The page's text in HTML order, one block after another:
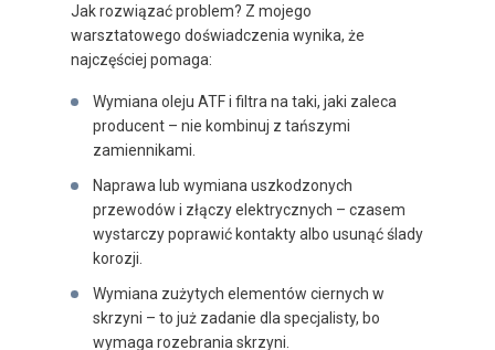
Jak rozwiązać problem? Z mojego
warsztatowego doświadczenia wynika, że
najczęściej pomaga:
Wymiana oleju ATF i filtra na taki, jaki zaleca
producent – nie kombinuj z tańszymi
zamiennikami.
Naprawa lub wymiana uszkodzonych
przewodów i złączy elektrycznych – czasem
wystarczy poprawić kontakty albo usunąć ślady
korozji.
Wymiana zużytych elementów ciernych w
skrzyni – to już zadanie dla specjalisty, bo
wymaga rozebrania skrzyni.